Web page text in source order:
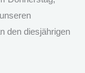
den diesjährigen